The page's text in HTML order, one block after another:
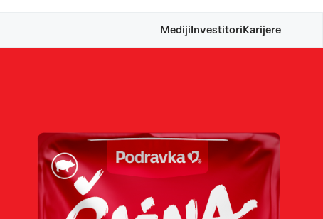
Mediji Investitori Karijere